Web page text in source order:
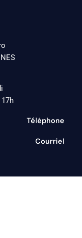
Téléphone
Courriel